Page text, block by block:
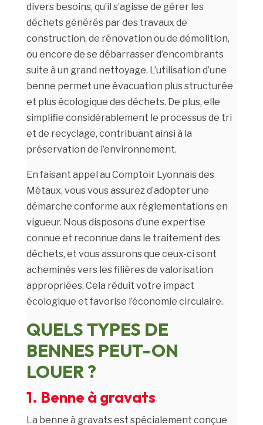
divers besoins, qu’il s’agisse de gérer les
déchets générés par des travaux de
construction, de rénovation ou de démolition,
ou encore de se débarrasser d’encombrants
suite à un grand nettoyage. L’utilisation d’une
benne permet une évacuation plus structurée
et plus écologique des déchets. De plus, elle
simplifie considérablement le processus de tri
et de recyclage, contribuant ainsi à la
préservation de l’environnement.
En faisant appel au Comptoir Lyonnais des
Métaux, vous vous assurez d’adopter une
démarche conforme aux réglementations en
vigueur. Nous disposons d’une expertise
connue et reconnue dans le traitement des
déchets, et vous assurons que ceux-ci sont
acheminés vers les filières de valorisation
appropriées. Cela réduit votre impact
écologique et favorise l’économie circulaire.
QUELS TYPES DE
BENNES PEUT-ON
LOUER ?
1. Benne à gravats
La benne à gravats est spécialement conçue